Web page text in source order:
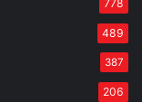
778
489
387
206